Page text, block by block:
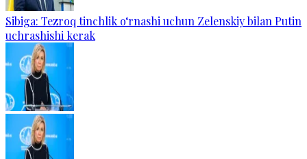
Sibiga: Tezroq tinchlik o‘rnashi uchun Zelenskiy bilan Putin
uchrashishi kerak